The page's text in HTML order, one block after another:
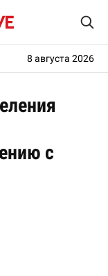
8 августа 2026
с